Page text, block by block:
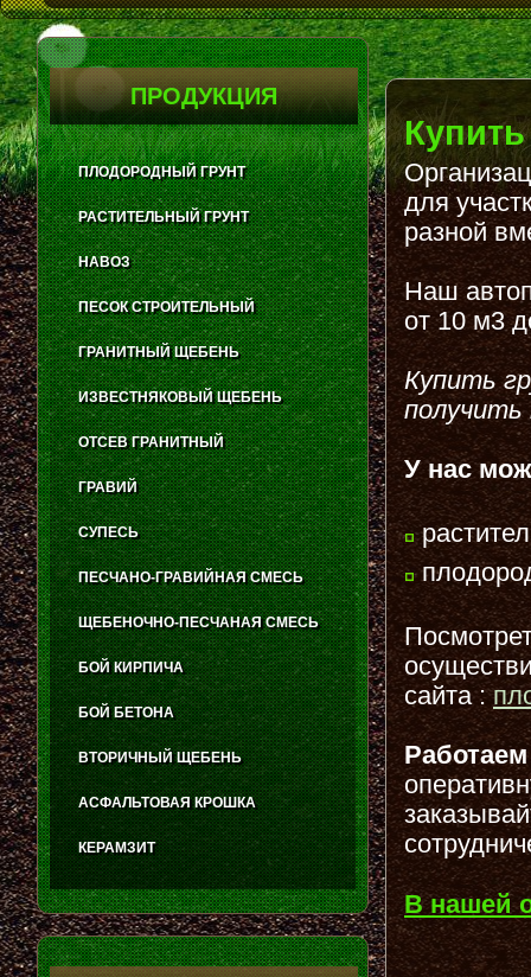
Play
Stop
для
разной
Наш
от 10 м3
Купить
получить
У нас
сайта :
В нашей
ПРОДУКЦИЯ
ПЛОДОРОДНЫЙ ГРУНТ
РАСТИТЕЛЬНЫЙ ГРУНТ
НАВОЗ
ПЕСОК СТРОИТЕЛЬНЫЙ
ГРАНИТНЫЙ ЩЕБЕНЬ
ИЗВЕСТНЯКОВЫЙ ЩЕБЕНЬ
ОТСЕВ ГРАНИТНЫЙ
ГРАВИЙ
СУПЕСЬ
ПЕСЧАНО-ГРАВИЙНАЯ СМЕСЬ
ЩЕБЕНОЧНО-ПЕСЧАНАЯ СМЕСЬ
БОЙ КИРПИЧА
БОЙ БЕТОНА
ВТОРИЧНЫЙ ЩЕБЕНЬ
АСФАЛЬТОВАЯ КРОШКА
КЕРАМЗИТ